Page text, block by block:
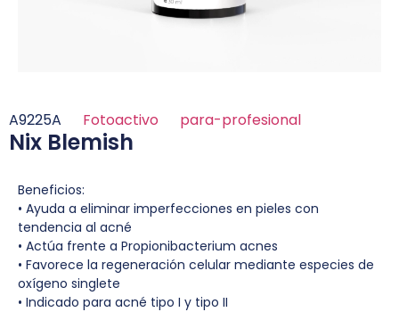
A9225A Fotoactivo para-profesional
Nix Blemish
Beneficios:
• Ayuda a eliminar imperfecciones en pieles con
tendencia al acné
• Actúa frente a Propionibacterium acnes
• Favorece la regeneración celular mediante especies de
oxígeno singlete
• Indicado para acné tipo I y tipo II